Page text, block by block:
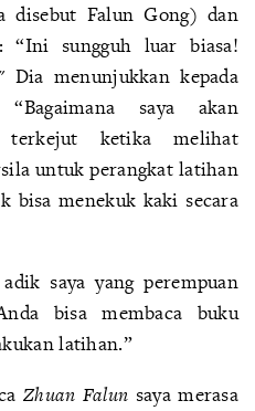
disebut Falun Gong) dan
“Ini sungguh luar biasa!
Dia menunjukkan kepada
saya akan
terkejut ketika melihat
untuk perangkat latihan
bisa menekuk kaki secara
saya yang perempuan
bisa membaca buku
latihan.”
Zhuan Falun saya merasa